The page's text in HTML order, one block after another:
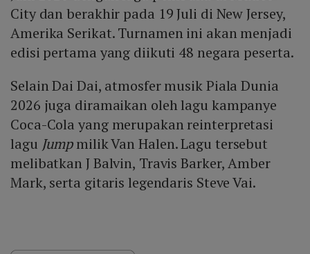
City dan berakhir pada 19 Juli di New Jersey,
Amerika Serikat. Turnamen ini akan menjadi
edisi pertama yang diikuti 48 negara peserta.
Selain Dai Dai, atmosfer musik Piala Dunia
2026 juga diramaikan oleh lagu kampanye
Coca-Cola yang merupakan reinterpretasi
lagu Jumpmilik Van Halen. Lagu tersebut
melibatkan J Balvin, Travis Barker, Amber
Mark, serta gitaris legendaris Steve Vai.